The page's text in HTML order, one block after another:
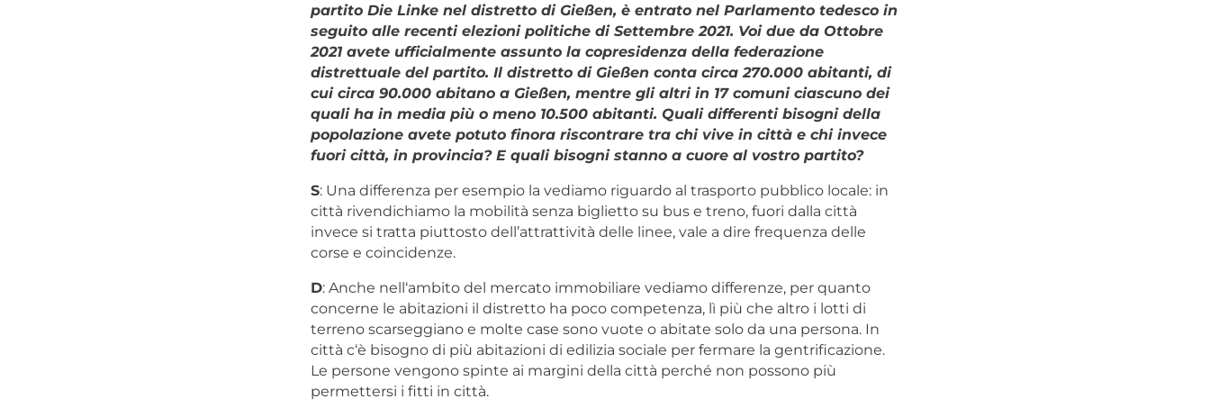
partito Die Linke nel distretto di Gießen, è entrato nel Parlamento tedesco in
seguito alle recenti elezioni politiche di Settembre 2021. Voi due da Ottobre
2021 avete ufficialmente assunto la copresidenza della federazione
distrettuale del partito. Il distretto di Gießen conta circa 270.000 abitanti, di
cui circa 90.000 abitano a Gießen, mentre gli altri in 17 comuni ciascuno dei
quali ha in media più o meno 10.500 abitanti. Quali differenti bisogni della
popolazione avete potuto finora riscontrare tra chi vive in città e chi invece
fuori città, in provincia? E quali bisogni stanno a cuore al vostro partito?
S: Una differenza per esempio la vediamo riguardo al trasporto pubblico locale: in
città rivendichiamo la mobilità senza biglietto su bus e treno, fuori dalla città
invece si tratta piuttosto dell’attrattività delle linee, vale a dire frequenza delle
corse e coincidenze.
D: Anche nell‘ambito del mercato immobiliare vediamo differenze, per quanto
concerne le abitazioni il distretto ha poco competenza, lì più che altro i lotti di
terreno scarseggiano e molte case sono vuote o abitate solo da una persona. In
città c‘è bisogno di più abitazioni di edilizia sociale per fermare la gentrificazione.
Le persone vengono spinte ai margini della città perché non possono più
permettersi i fitti in città.